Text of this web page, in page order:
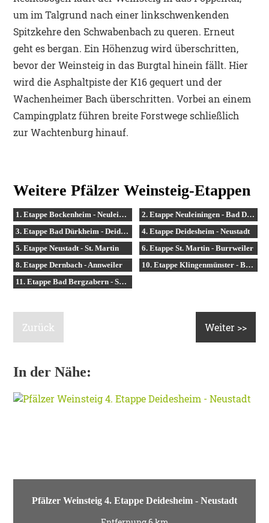
um im Talgrund nach einer linkschwenkenden
Spitzkehre den Schwabenbach zu queren. Erneut
geht es bergan. Ein Höhenzug wird überschritten,
bevor der Weinsteig in das Burgtal hinein fällt. Hier
wird die Asphaltpiste der K16 gequert und der
Wachenheimer Bach überschritten. Vorbei an einem
Campingplatz führen breite Forstwege schließlich
zur Wachtenburg hinauf.
Weitere Pfälzer Weinsteig-Etappen
1. Etappe Bockenheim - Neuleiningen
2. Etappe Neuleiningen - Bad Dürkheim
3. Etappe Bad Dürkheim - Deidesheim
4. Etappe Deidesheim - Neustadt
5. Etappe Neustadt - St. Martin
6. Etappe St. Martin - Burrweiler
8. Etappe Dernbach - Annweiler
10. Etappe Klingenmünster - Bad Bergzabern
11. Etappe Bad Bergzabern - Schweigen
Zurück Weiter >>
In der Nähe:
Pfälzer Weinsteig 4. Etappe Deidesheim - Neustadt